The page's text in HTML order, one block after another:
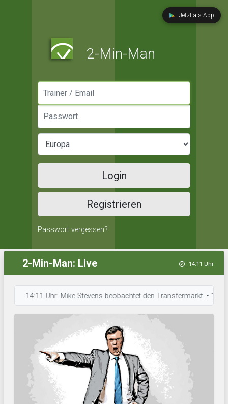
Jetzt als App
2-Min-Man
Login
Registrieren
Passwort vergessen?
2-Min-Man: Live 14:11 Uhr
14:11 Uhr: Mike Stevens beobachtet den Transfermarkt. • 14:10